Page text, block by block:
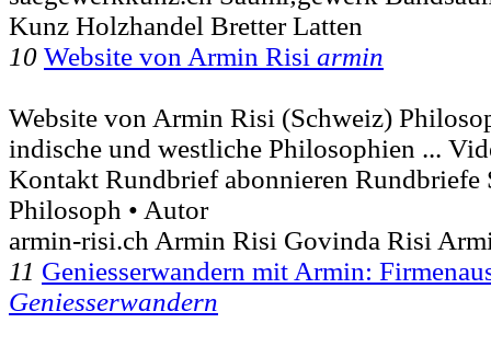
Kunz Holzhandel Bretter Latten
10 Website von Armin Risi armin
Website von Armin Risi (Schweiz)
indische und westliche Philosophien ...
Kontakt Rundbrief abonnieren Rundbriefe
Philosoph • Autor
armin-risi.ch Armin Risi Govinda Risi
11 Geniesserwandern mit Armin:
Geniesserwandern